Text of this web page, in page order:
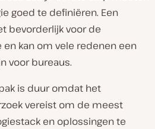
goed te definiëren. Een
bevorderlijk voor de
kan om vele redenen een
voor bureaus.
is duur omdat het
vereist om de meest
en oplossingen te